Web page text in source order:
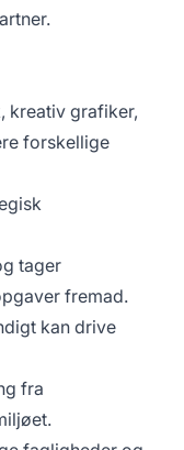
kreativ grafiker,
forskellige
tager
fremad.
kan drive
fra